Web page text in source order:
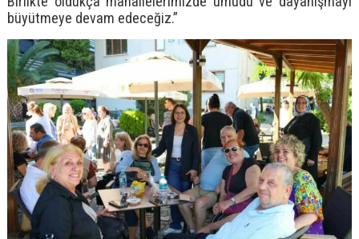
büyütmeye devam edeceğiz.”